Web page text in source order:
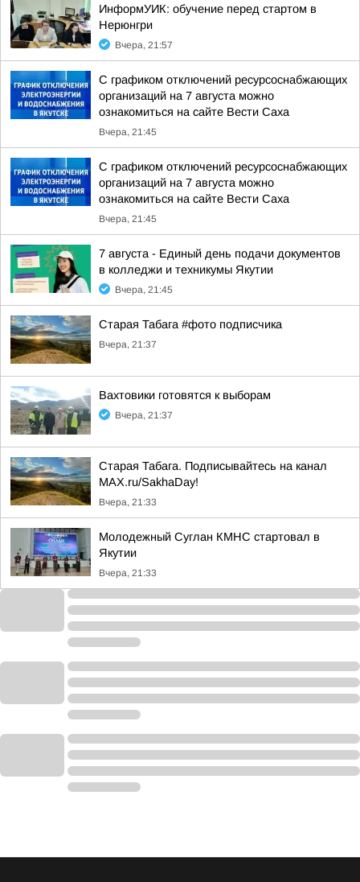
ИнформУИК: обучение перед стартом в
Нерюнгри
Вчера, 21:57
С графиком отключений ресурсоснабжающих
организаций на 7 августа можно
ознакомиться на сайте Вести Саха
Вчера, 21:45
С графиком отключений ресурсоснабжающих
организаций на 7 августа можно
ознакомиться на сайте Вести Саха
Вчера, 21:45
7 августа - Единый день подачи документов
в колледжи и техникумы Якутии
Вчера, 21:45
Старая Табага #фото подписчика
Вчера, 21:37
Вахтовики готовятся к выборам
Вчера, 21:37
Старая Табага. Подписывайтесь на канал
MAX.ru/SakhaDay!
Вчера, 21:33
Молодежный Суглан КМНС стартовал в
Якутии
Вчера, 21:33